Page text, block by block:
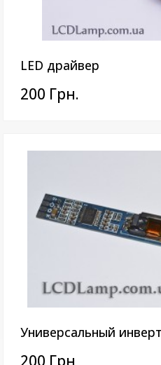
LED драйвер
200 Грн.
Универсальный
200 Грн